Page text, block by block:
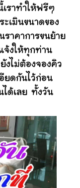
ราทำให้ฟรีๆ
ะเมินขนาดของ
ราคาการขนย้าย
จ้งให้ทุกท่าน
งไม่ต้องจองคิว
ยดกันไว้ก่อน
ได้เลย ทั้งวัน